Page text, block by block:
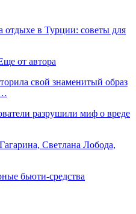
отдыхе в Турции: советы для
от автора
свой знаменитый образ
разрушили миф о вреде
Светлана Лобода,
бьюти-средства